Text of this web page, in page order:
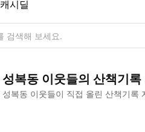
캐시딜
성복동 이웃들의 산책기록
성복동 이웃들이 직접 올린 산책기록